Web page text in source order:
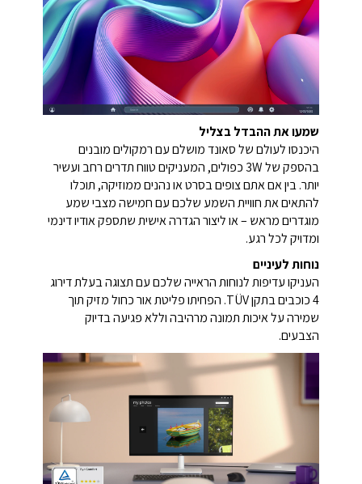
שמעו את ההבדל בצליל
היכנסו לעולם של סאונד מושלם עם רמקולים מובנים
בהספק של 3W כפולים, המעניקים טווח תדרים רחב ועשיר
יותר. בין אם אתם צופים בסרט או נהנים ממוזיקה, תוכלו
להתאים את חוויית השמע שלכם עם חמישה מצבי שמע
מוגדרים מראש – או ליצור הגדרה אישית שתספק אודיו דינמי
ומדויק לכל רגע.
נוחות לעיניים
העניקו עדיפות לנוחות הראייה שלכם עם תצוגה בעלת דירוג
4 כוכבים בתקן TÜV. הפחיתו פליטת אור כחול מזיק תוך
שמירה על איכות תמונה מרהיבה וללא פגיעה בדיוק
הצבעים.